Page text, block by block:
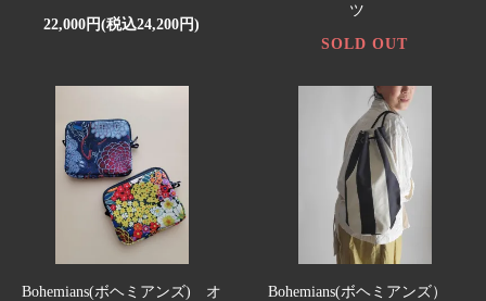
22,000円(税込24,200円)
ツ
SOLD OUT
Bohemians(ボヘミアンズ) オ
Bohemians(ボヘミアンズ）